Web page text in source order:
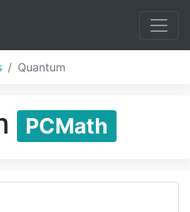
Quantum
PCMath